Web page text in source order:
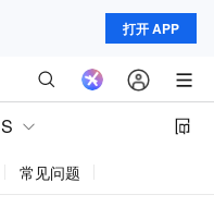
打开 APP
常见问题